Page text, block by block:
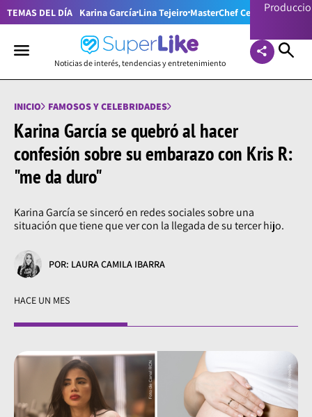
TEMAS DEL DÍA Karina García Lina Tejeiro MasterChef Celebrity
Noticias de interés, tendencias y entretenimiento
INICIO FAMOSOS Y CELEBRIDADES
Karina García se quebró al hacer
confesión sobre su embarazo con Kris R:
"me da duro"
Karina García se sinceró en redes sociales sobre una
situación que tiene que ver con la llegada de su tercer hijo.
POR: LAURA CAMILA IBARRA
HACE UN MES